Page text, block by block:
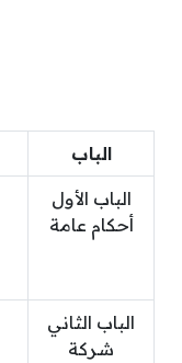
الباب
الباب الأول
أحكام عامة
الباب الثاني
شركة